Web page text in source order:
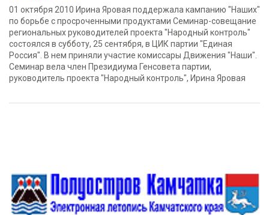
01 октября 2010 Ирина Яровая поддержала кампанию "Наших"
по борьбе с просроченными продуктами Семинар-совещание
региональных руководителей проекта "Народный контроль"
состоялся в субботу, 25 сентября, в ЦИК партии "Единая
Россия". В нем приняли участие комиссары Движения "Наши".
Семинар вела член Президиума Генсовета партии,
руководитель проекта "Народный контроль", Ирина Яровая